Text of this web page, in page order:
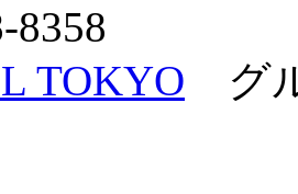
8358
TOKYO グ